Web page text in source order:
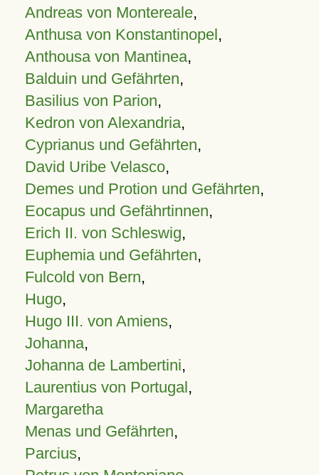
Andreas von Montereale,
Anthusa von Konstantinopel,
Anthousa von Mantinea,
Balduin und Gefährten,
Basilius von Parion,
Kedron von Alexandria,
Cyprianus und Gefährten,
David Uribe Velasco,
Demes und Protion und Gefährten,
Eocapus und Gefährtinnen,
Erich II. von Schleswig,
Euphemia und Gefährten,
Fulcold von Bern,
Hugo,
Hugo III. von Amiens,
Johanna,
Johanna de Lambertini,
Laurentius von Portugal,
Margaretha
Menas und Gefährten,
Parcius,